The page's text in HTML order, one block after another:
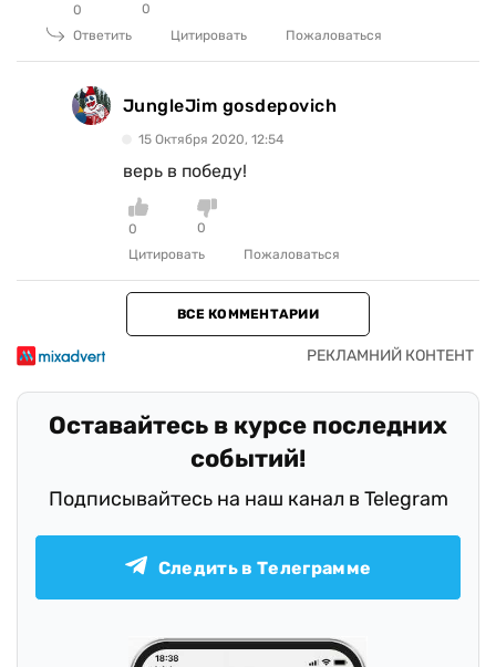
0
0
Ответить
Цитировать Пожаловаться
JungleJim gosdepovich
15 Октября 2020, 12:54
верь в победу!
0
0
Цитировать
Пожаловаться
ВСЕ КОММЕНТАРИИ
Оставайтесь в курсе последних
событий!
Подписывайтесь на наш канал в Telegram
Следить в Телеграмме